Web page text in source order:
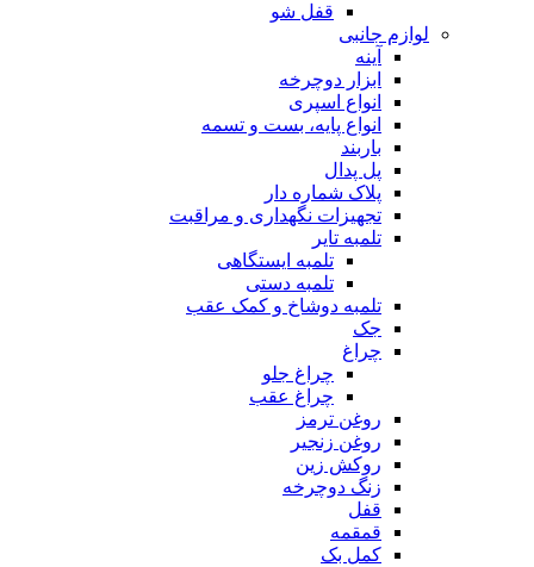
قفل شو
لوازم جانبی
آینه
ابزار دوچرخه
انواع اسپری
انواع پایه، بست و تسمه
باربند
پل پدال
پلاک شماره دار
تجهیزات نگهداری و مراقبت
تلمبه تایر
تلمبه ایستگاهی
تلمبه دستی
تلمبه دوشاخ و کمک عقب
جک
چراغ
چراغ جلو
چراغ عقب
روغن ترمز
روغن زنجیر
روکش زین
زنگ دوچرخه
قفل
قمقمه
کمل بک